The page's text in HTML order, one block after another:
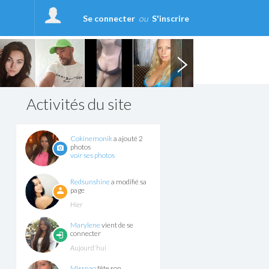
Se connecter ou S'inscrire
Activités du site
Cokinemonika ajouté 2
photos
voir ses photos
Redsunshinea modifié sa
page
Hier
Marylenevient de se
connecter
Aujourd'hui